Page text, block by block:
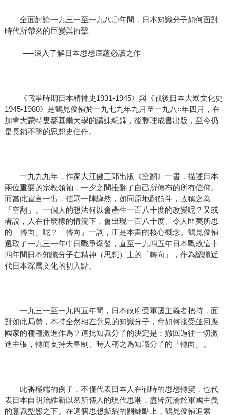
全面討論一九三一至一九八〇年間，日本知識分子如何面對
時代所帶來的巨變與衝擊
──深入了解日本思想底蘊必讀之作
《戰爭時期日本精神史1931-1945》與《戰後日本大眾文化史
1945-1980》是鶴見俊輔於一九七九年九月至一九八○年四月，在
加拿大蒙特婁麥基爾大學的講課紀錄，後整理成書出版，至今仍
是長銷不墜的思想史佳作。
一九九九年，作家大江健三郎出版《空翻》一書，描述日本
兩位重要的宗教領袖，一夕之間推翻了自己所傳布的所有信仰。
而當此宣言一出，信眾一陣譁然，如同原地翻筋斗，故稱之為
「空翻」。一個人的想法何以會產生一百八十度的改變呢？又或
者說，人在什麼樣的情況下，會出現一百八十度、令人匪夷所思
的「轉向」呢？「轉向」一詞，正是本書的核心概念。鶴見俊輔
選取了一九三一年中日戰爭爆發，直至一九四五年日本戰敗這十
四年間日本知識分子在精神（思想）上的「轉向」，作為認識近
代日本深層文化的切入點。
一九三一至一九四五年間，日本政府受軍國主義者把持，面
對如此局勢，本持全然相左意見的知識分子，會如何接受並回應
國家的種種激進作為？這批知識分子的決定是：撤回過往一切激
進主張，轉而支持天皇制。時人稱之為知識分子的「轉向」。
此番極端的例子，不僅代表日本人在戰時的思想轉變，也代
表日本自明治維新以來所傳入的現代思潮，盡皆沉淪於軍國主義
的意識型態之下。在這個思想撕裂的關鍵點上，鶴見俊輔追索